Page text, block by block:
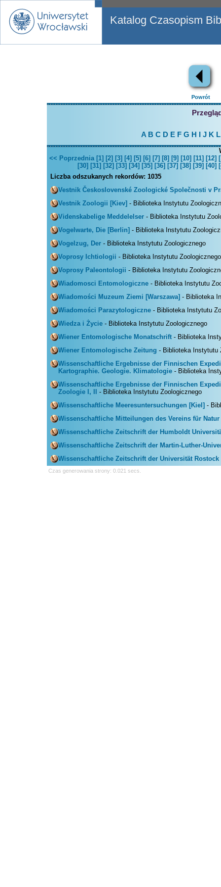
Katalog Czasopism
Powrót
A B C D EFG H J K L
<< Poprzednia [1] [2] [3] [4] [5] [6] [7] [8] [9] [10] [11] [12]
[30] [31] [32] [33] [34] [35] [36] [37] [38] [39] [40]
Liczba odszukanych rekordów: 1035
Vestnik Československé Zoologické Společnosti v
Vestnik Zoologii [Kiev] - Biblioteka Instytutu
Videnskabelige Meddelelser - Biblioteka Instytutu
Vogelwarte, Die [Berlin] - Biblioteka Instytutu
Vogelzug, Der - Biblioteka Instytutu Zoologicznego
Voprosy Ichtiologii - Biblioteka Instytutu Zoologicznego
Voprosy Paleontologii - Biblioteka Instytutu
Wiadomosci Entomologiczne - Biblioteka Instytutu
Wiadomości Muzeum Ziemi [Warszawa] - Biblioteka
Wiadomości Parazytologiczne - Biblioteka Instytutu
Wiedza i Życie - Biblioteka Instytutu Zoologicznego
Wiener Entomologische Monatschrift - Biblioteka
Wiener Entomologische Zeitung - Biblioteka Instytutu
Wissenschaftliche Ergebnisse der Finnischen
Kartographie. Geologie. Klimatologie - Biblioteka
Wissenschaftliche Ergebnisse der Finnischen
Zoologie I, II
- Biblioteka Instytutu Zoologicznego
Wissenschaftliche Meeresuntersuchungen [Kiel] -
Wissenschaftliche Mitteilungen des Vereins für
Wissenschaftliche Zeitschrift der Humboldt
Wissenschaftliche Zeitschrift der Martin-Luther-
Wissenschaftliche Zeitschrift der Universität Rostock
Czas generowania strony: 0.021 secs.